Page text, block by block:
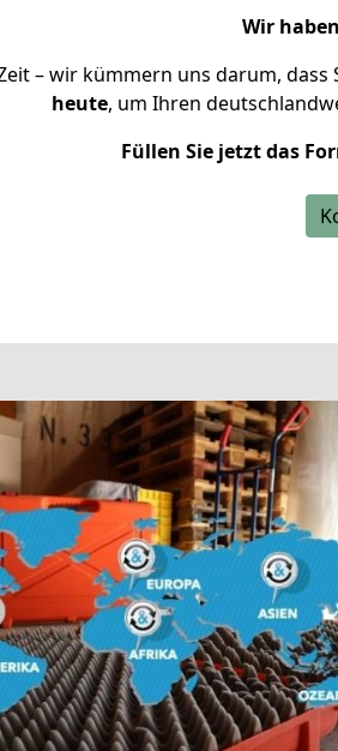
Wir
– wir kümmern uns darum,
heute, um Ihren
Füllen Sie jetzt das